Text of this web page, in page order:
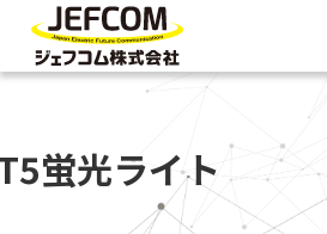
蛍光ライト